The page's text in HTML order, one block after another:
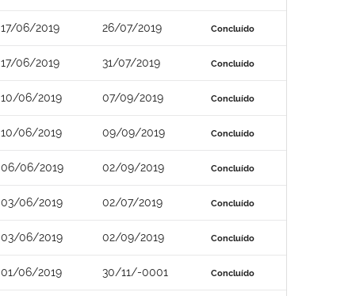
17/06/2019 26/07/2019 Concluído
17/06/2019 31/07/2019 Concluído
10/06/2019 07/09/2019 Concluído
10/06/2019 09/09/2019 Concluído
06/06/2019 02/09/2019 Concluído
03/06/2019 02/07/2019 Concluído
03/06/2019 02/09/2019 Concluído
01/06/2019 30/11/-0001 Concluído